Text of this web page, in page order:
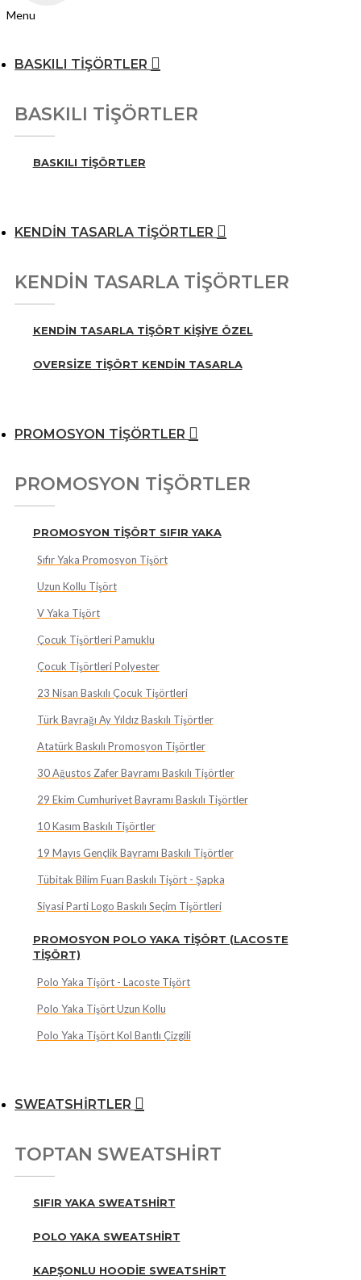
Menu
BASKILI TİŞÖRTLER
BASKILI TİŞÖRTLER
BASKILI TİŞÖRTLER
KENDİN TASARLA TİŞÖRTLER
KENDİN TASARLA TİŞÖRTLER
KENDIN TASARLA TIŞÖRT KIŞIYE ÖZEL
OVERSIZE TIŞÖRT KENDIN TASARLA
PROMOSYON TİŞÖRTLER
PROMOSYON TİŞÖRTLER
PROMOSYON TİŞÖRT SIFIR YAKA
Sıfır Yaka Promosyon Tişört
Uzun Kollu Tişört
V Yaka Tişört
Çocuk Tişörtleri Pamuklu
Çocuk Tişörtleri Polyester
23 Nisan Baskılı Çocuk Tişörtleri
Türk Bayrağı Ay Yıldız Baskılı Tişörtler
Atatürk Baskılı Promosyon Tişörtler
30 Ağustos Zafer Bayramı Baskılı Tişörtler
29 Ekim Cumhuriyet Bayramı Baskılı Tişörtler
10 Kasım Baskılı Tişörtler
19 Mayıs Gençlik Bayramı Baskılı Tişörtler
Tübitak Bilim Fuarı Baskılı Tişört - Şapka
Siyasi Parti Logo Baskılı Seçim Tişörtleri
PROMOSYON POLO YAKA TİŞÖRT (LACOSTE
TİŞÖRT)
Polo Yaka Tişört - Lacoste Tişört
Polo Yaka Tişört Uzun Kollu
Polo Yaka Tişört Kol Bantlı Çizgili
SWEATSHİRTLER
TOPTAN SWEATSHİRT
SIFIR YAKA SWEATSHIRT
POLO YAKA SWEATSHIRT
KAPŞONLU HOODIE SWEATSHIRT